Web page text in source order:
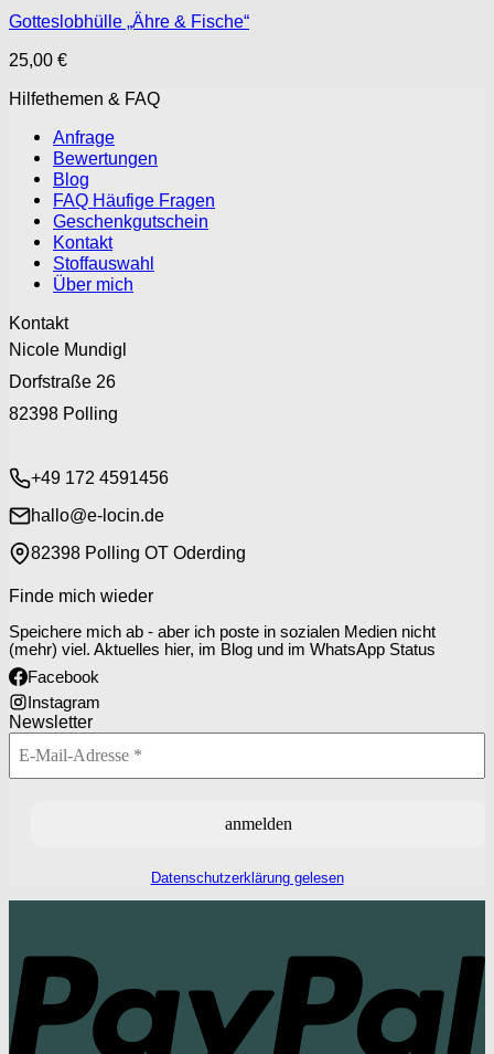
Gotteslobhülle „Ähre & Fische“
25,00 €
Hilfethemen & FAQ
Anfrage
Bewertungen
Blog
FAQ Häufige Fragen
Geschenkgutschein
Kontakt
Stoffauswahl
Über mich
Kontakt
Nicole Mundigl
Dorfstraße 26
82398 Polling
+49 172 4591456
hallo@e-locin.de
82398 Polling OT Oderding
Finde mich wieder
Speichere mich ab - aber ich poste in sozialen Medien nicht
(mehr) viel. Aktuelles hier, im Blog und im WhatsApp Status
Facebook
Instagram
Newsletter
Datenschutzerklärung gelesen